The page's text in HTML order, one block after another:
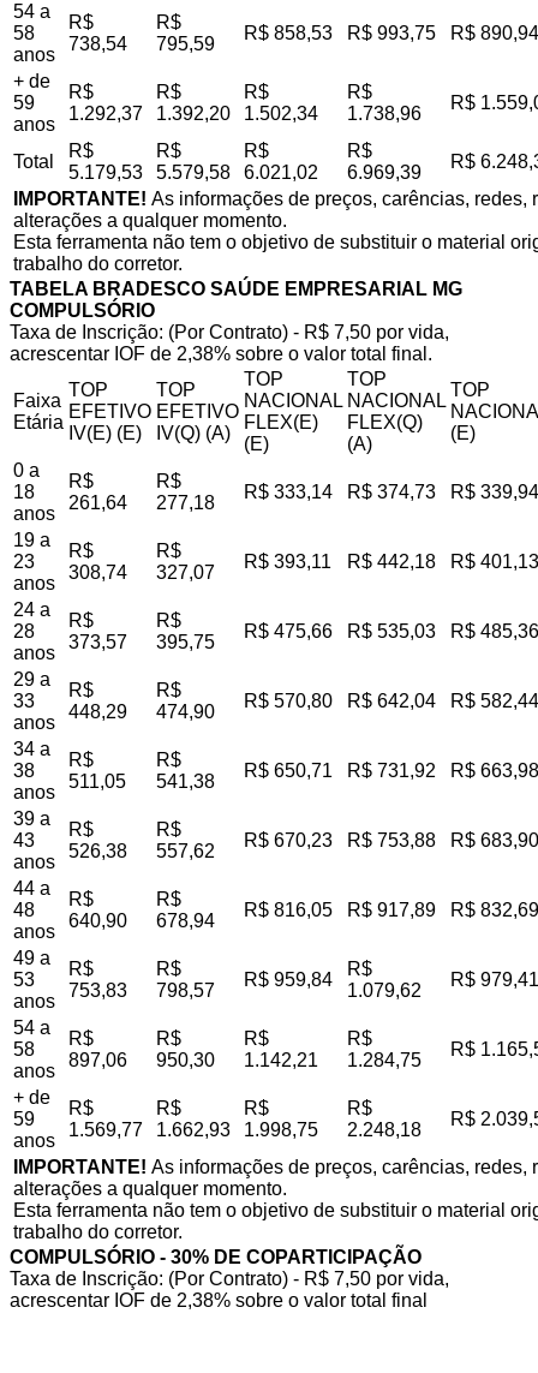
54 a
58
anos
R$
738,54
R$
795,59
R$ 858,53 R$ 993,75 R$ 890,94
+ de
59
anos
R$
1.292,37
R$
1.392,20
R$
1.502,34
R$
1.738,96
R$
Total
R$
5.179,53
R$
5.579,58
R$
6.021,02
R$
6.969,39
R$
IMPORTANTE! As informações de preços, carências,
alterações a qualquer momento.
Esta ferramenta não tem o objetivo de substituir o material
trabalho do corretor.
TABELA BRADESCO SAÚDE EMPRESARIAL MG
COMPULSÓRIO
Taxa de Inscrição: (Por Contrato) - R$ 7,50 por vida,
acrescentar IOF de 2,38% sobre o valor total final.
Faixa
Etária
TOP
EFETIVO
IV(E) (E)
TOP
EFETIVO
IV(Q) (A)
TOP
NACIONAL
FLEX(E)
(E)
TOP
NACIONAL
FLEX(Q)
(A)
TOP
(E)
0 a
18
anos
R$
261,64
R$
277,18
R$ 333,14 R$ 374,73 R$ 339,94
19 a
23
anos
R$
308,74
R$
327,07
R$ 393,11 R$ 442,18 R$ 401,13
24 a
28
anos
R$
373,57
R$
395,75
R$ 475,66 R$ 535,03 R$ 485,36
29 a
33
anos
R$
448,29
R$
474,90
R$ 570,80 R$ 642,04 R$ 582,44
34 a
38
anos
R$
511,05
R$
541,38
R$ 650,71 R$ 731,92 R$ 663,98
39 a
43
anos
R$
526,38
R$
557,62
R$ 670,23 R$ 753,88 R$ 683,90
44 a
48
anos
R$
640,90
R$
678,94
R$ 816,05 R$ 917,89 R$ 832,69
49 a
53
anos
R$
753,83
R$
798,57
R$ 959,84
R$
1.079,62
R$ 979,41
54 a
58
anos
R$
897,06
R$
950,30
R$
1.142,21
R$
1.284,75
R$
+ de
59
anos
R$
1.569,77
R$
1.662,93
R$
1.998,75
R$
2.248,18
R$
IMPORTANTE! As informações de preços, carências,
alterações a qualquer momento.
Esta ferramenta não tem o objetivo de substituir o material
trabalho do corretor.
COMPULSÓRIO - 30% DE COPARTICIPAÇÃO
Taxa de Inscrição: (Por Contrato) - R$ 7,50 por vida,
acrescentar IOF de 2,38% sobre o valor total final